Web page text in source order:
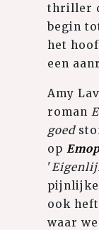
thriller
begin
het
een
Amy
roman
goed
op
'
ook
waar